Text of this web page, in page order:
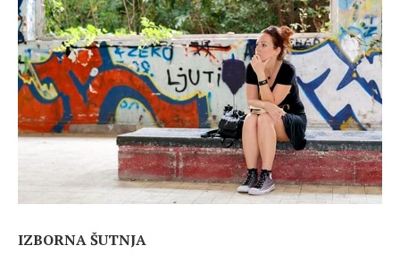
IZBORNA ŠUTNJA